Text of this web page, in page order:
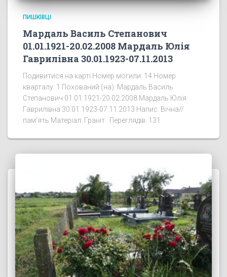
ПИШКІВЦІ
Мардаль Василь Степанович
01.01.1921-20.02.2008 Мардаль Юлія
Гаврилівна 30.01.1923-07.11.2013
Подивитися на карті Номер могили: 14 Номер
кварталу: 1 Похований (на): Мардаль Василь
Степанович 01.01.1921-20.02.2008 Мардаль Юлія
Гаврилівна 30.01.1923-07.11.2013 Напис: Вічна//
пам’ять Матеріал: Граніт Переглядів: 131